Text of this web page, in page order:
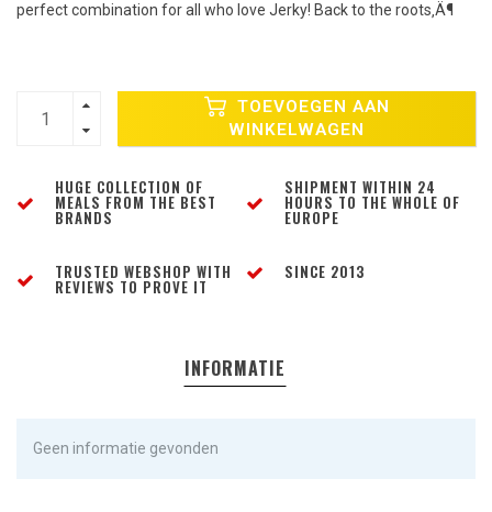
perfect combination for all who love Jerky! Back to the roots‚Ä¶
TOEVOEGEN AAN
WINKELWAGEN
HUGE COLLECTION OF
MEALS FROM THE BEST
BRANDS
SHIPMENT WITHIN 24
HOURS TO THE WHOLE OF
EUROPE
TRUSTED WEBSHOP WITH
REVIEWS TO PROVE IT
SINCE 2013
INFORMATIE
Geen informatie gevonden